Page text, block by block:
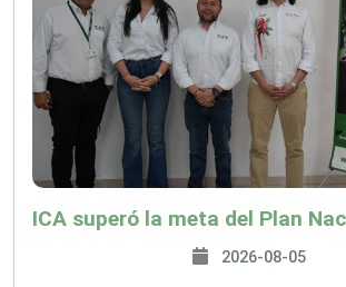
2026-08-05